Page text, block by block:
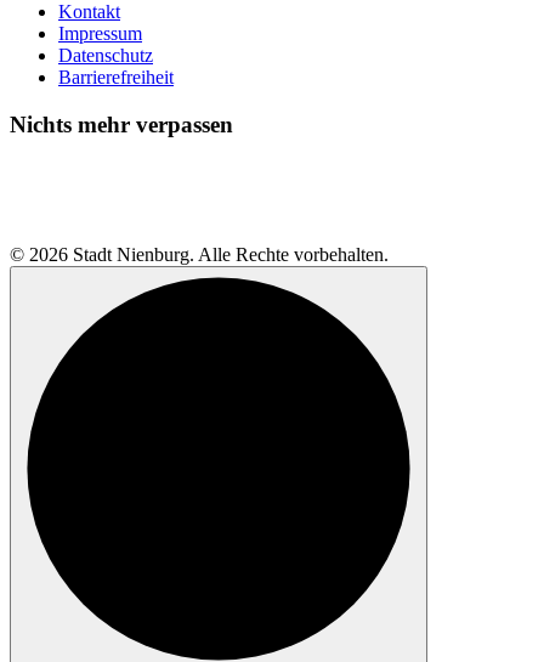
Kontakt
Impressum
Datenschutz
Barrierefreiheit
Nichts mehr verpassen
© 2026 Stadt Nienburg. Alle Rechte vorbehalten.